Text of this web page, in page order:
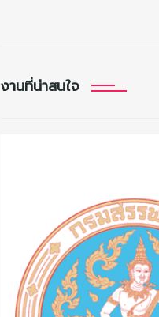
งานที่น่าสนใจ